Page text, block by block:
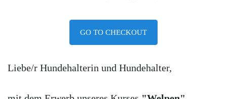
GO TO CHECKOUT
Liebe/r Hundehalterin und Hundehalter,